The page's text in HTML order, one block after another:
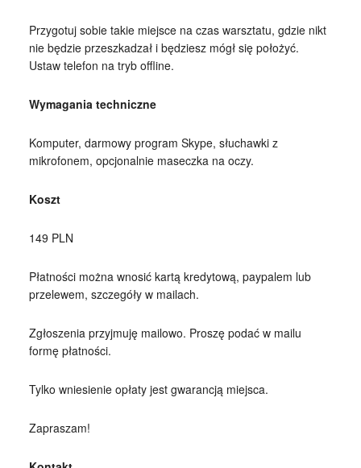
Przygotuj sobie takie miejsce na czas warsztatu, gdzie nikt
nie będzie przeszkadzał i będziesz mógł się położyć.
Ustaw telefon na tryb offline.
Wymagania techniczne
Komputer, darmowy program Skype, słuchawki z
mikrofonem, opcjonalnie maseczka na oczy.
Koszt
149 PLN
Płatności można wnosić kartą kredytową, paypalem lub
przelewem, szczegóły w mailach.
Zgłoszenia przyjmuję mailowo. Proszę podać w mailu
formę płatności.
Tylko wniesienie opłaty jest gwarancją miejsca.
Zapraszam!